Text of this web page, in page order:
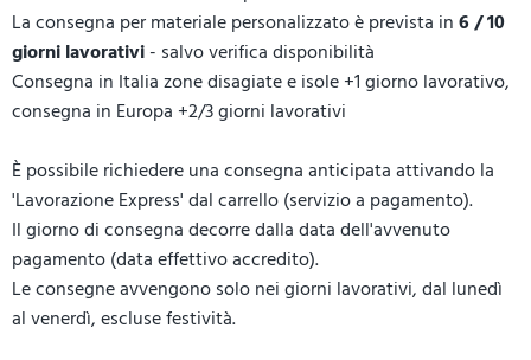
La consegna per materiale personalizzato è prevista in6 / 10
giorni lavorativi- salvo verifica disponibilità
Consegna in Italia zone disagiate e isole +1 giorno lavorativo,
consegna in Europa +2/3 giorni lavorativi
È possibile richiedere una consegna anticipata attivando la
'Lavorazione Express' dal carrello (servizio a pagamento).
Il giorno di consegna decorre dalla data dell'avvenuto
pagamento (data effettivo accredito).
Le consegne avvengono solo nei giorni lavorativi, dal lunedì
al venerdì, escluse festività.